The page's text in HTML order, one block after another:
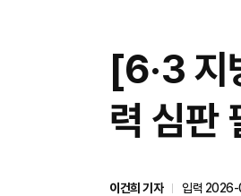
[6·3 지
력 심판
이건희 기자
입력